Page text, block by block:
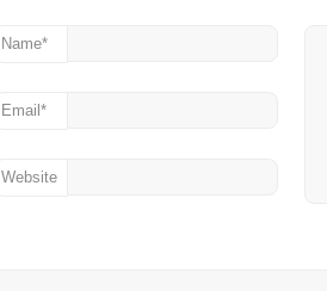
Name*
Email *
Website